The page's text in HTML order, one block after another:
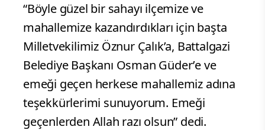
“Böyle güzel bir sahayı ilçemize ve
mahallemize kazandırdıkları için başta
Milletvekilimiz Öznur Çalık’a, Battalgazi
Belediye Başkanı Osman Güder’e ve
emeği geçen herkese mahallemiz adına
teşekkürlerimi sunuyorum. Emeği
geçenlerden Allah razı olsun” dedi.